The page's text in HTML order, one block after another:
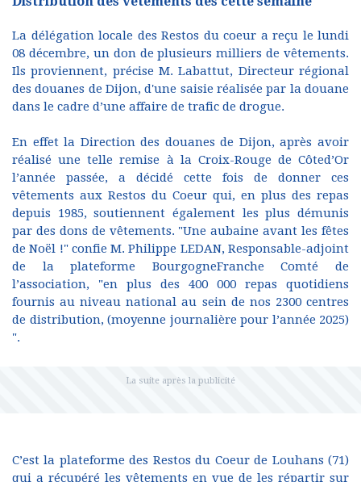
La délégation locale des Restos du coeur a reçu le lundi
08 décembre, un don de plusieurs milliers de vêtements.
Ils proviennent, précise M. Labattut, Directeur régional
des douanes de Dijon, d'une saisie réalisée par la douane
dans le cadre d’une affaire de trafic de drogue.
En effet la Direction des douanes de Dijon, après avoir
réalisé une telle remise à la Croix-Rouge de Côted’Or
l’année passée, a décidé cette fois de donner ces
vêtements aux Restos du Coeur qui, en plus des repas
depuis 1985, soutiennent également les plus démunis
par des dons de vêtements. "Une aubaine avant les fêtes
de Noël !" confie M. Philippe LEDAN, Responsable-adjoint
de la plateforme BourgogneFranche Comté de
l’association, "en plus des 400 000 repas quotidiens
fournis au niveau national au sein de nos 2300 centres
de distribution, (moyenne journalière pour l’année 2025)
".
C’est la plateforme des Restos du Coeur de Louhans (71)
qui a récupéré les vêtements en vue de les répartir sur